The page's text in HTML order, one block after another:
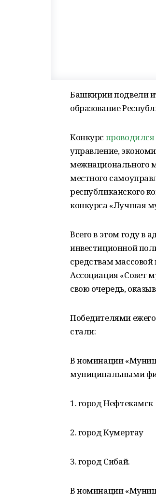
Башкирии подвели
образование
Конкурс проводился
управление,
межнационального
местного
республиканского
конкурса «Лучшая
Всего в этом году в
инвестиционной
средствам
Ассоциация «Совет
свою очередь,
Победителями
стали:
В номинации
муниципальными
1. город Нефтекамск
2. город Кумертау
3. город Сибай.
В номинации